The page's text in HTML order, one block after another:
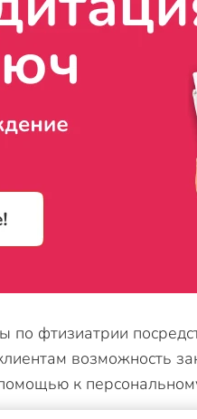
по фтизиатрии
возможность
к